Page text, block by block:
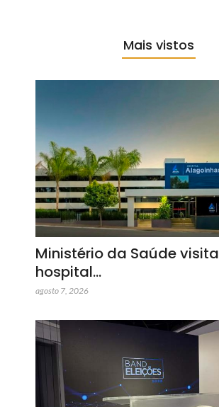
Mais vistos
Ministério da Saúde visita
hospital…
agosto 7, 2026